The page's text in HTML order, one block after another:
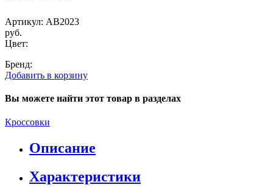
Артикул: AB2023
руб.
Цвет:
Бренд:
Добавить в корзину
Вы можете найти этот товар в разделах
Кроссовки
Описание
Характеристики